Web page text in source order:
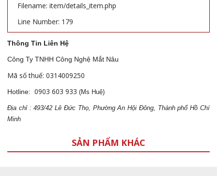
Filename: item/details_item.php
Line Number: 179
Thông Tin Liên Hệ
Công Ty TNHH Công Nghệ Mắt Nâu
Mã số thuế: 0314009250
Hotline: 0903 603 933 (Ms Huệ)
Địa chỉ : 493/42 Lê Đức Thọ, Phường An Hội Đông, Thành phố Hồ Chí
Minh
SẢN PHẨM KHÁC